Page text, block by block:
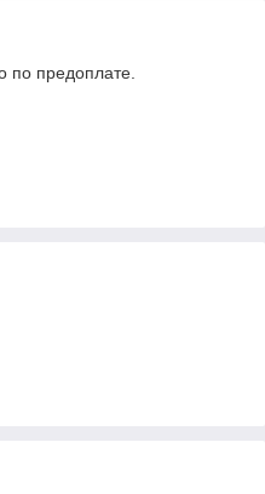
по предоплате.